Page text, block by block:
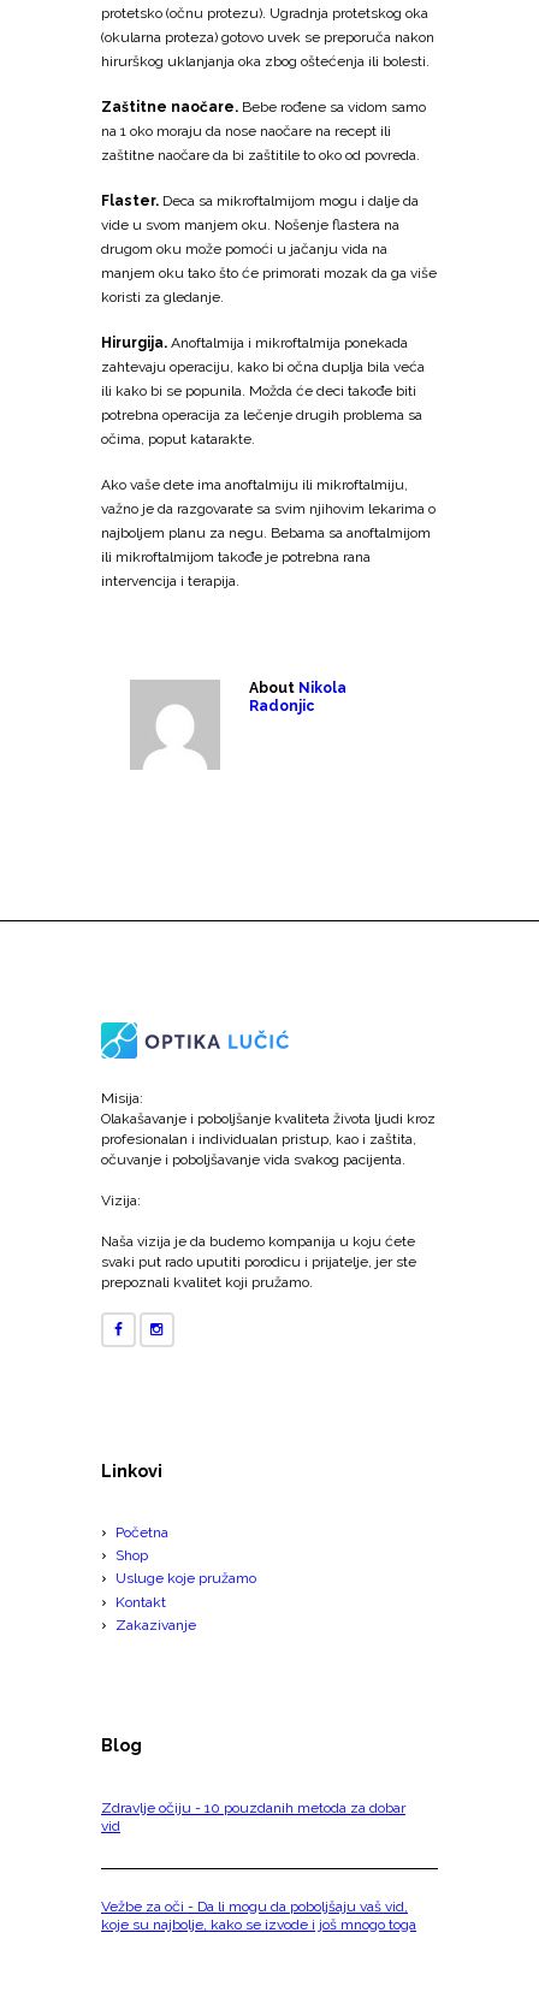
protetsko (očnu protezu). Ugradnja protetskog oka
(okularna proteza) gotovo uvek se preporuča nakon
hirurškog uklanjanja oka zbog oštećenja ili bolesti.
Zaštitne naočare. Bebe rođene sa vidom samo
na 1 oko moraju da nose naočare na recept ili
zaštitne naočare da bi zaštitile to oko od povreda.
Flaster. Deca sa mikroftalmijom mogu i dalje da
vide u svom manjem oku. Nošenje flastera na
drugom oku može pomoći u jačanju vida na
manjem oku tako što će primorati mozak da ga više
koristi za gledanje.
Hirurgija. Anoftalmija i mikroftalmija ponekada
zahtevaju operaciju, kako bi očna duplja bila veća
ili kako bi se popunila. Možda će deci takođe biti
potrebna operacija za lečenje drugih problema sa
očima, poput katarakte.
Ako vaše dete ima anoftalmiju ili mikroftalmiju,
važno je da razgovarate sa svim njihovim lekarima o
najboljem planu za negu. Bebama sa anoftalmijom
ili mikroftalmijom takođe je potrebna rana
intervencija i terapija.
About Nikola
Radonjic
Misija:
Olakašavanje i poboljšanje kvaliteta života ljudi kroz
profesionalan i individualan pristup, kao i zaštita,
očuvanje i poboljšavanje vida svakog pacijenta.
Vizija:
Naša vizija je da budemo kompanija u koju ćete
svaki put rado uputiti porodicu i prijatelje, jer ste
prepoznali kvalitet koji pružamo.
Linkovi
Početna
Shop
Usluge koje pružamo
Kontakt
Zakazivanje
Blog
Zdravlje očiju - 10 pouzdanih metoda za dobar
vid
Vežbe za oči - Da li mogu da poboljšaju vaš vid,
koje su najbolje, kako se izvode i još mnogo toga